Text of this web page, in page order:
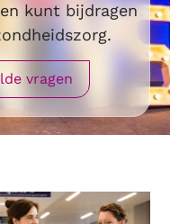
kunt bijdragen
vragen